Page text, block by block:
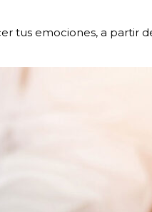
tus emociones, a partir